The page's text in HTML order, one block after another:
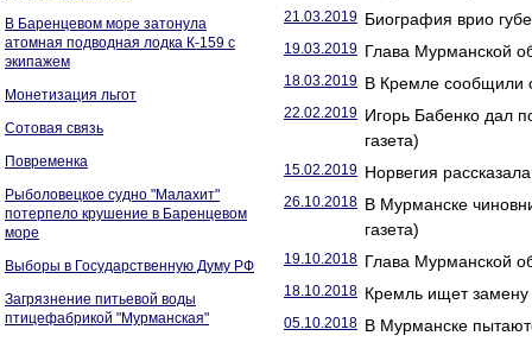
В Баренцевом море затонула
атомная подводная лодка К-159 с
экипажем
Монетизация льгот
Сотовая связь
Повременка
Рыболовецкое судно "Малахит"
потерпело крушение в Баренцевом
море
Выборы в Государственную Думу РФ
Загрязнение питьевой воды
птицефабрикой "Мурманская"
21.03.2019 Биография врио
19.03.2019 Глава Мурманской
18.03.2019 В Кремле сообщили
22.02.2019 Игорь Бабенко дал
газета)
15.02.2019 Норвегия
26.10.2018 В Мурманске
газета)
19.10.2018 Глава Мурманской
18.10.2018 Кремль ищет замену
05.10.2018 В Мурманске